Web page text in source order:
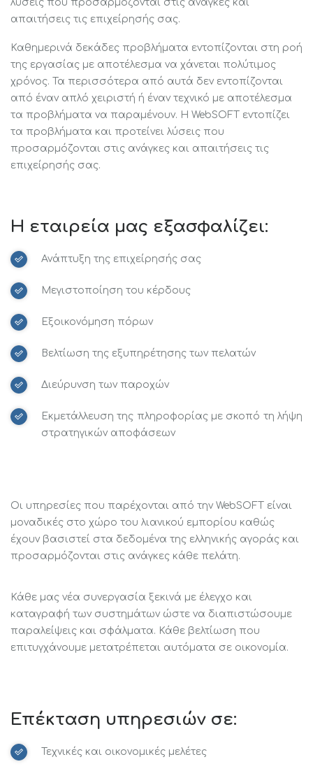
λύσεις που προσαρμόζονται στις ανάγκες και
απαιτήσεις τις επιχείρησής σας.
Καθημερινά δεκάδες προβλήματα εντοπίζονται στη ροή
της εργασίας με αποτέλεσμα να χάνεται πολύτιμος
χρόνος. Τα περισσότερα από αυτά δεν εντοπίζονται
από έναν απλό χειριστή ή έναν τεχνικό με αποτέλεσμα
τα προβλήματα να παραμένουν. Η WebSOFT εντοπίζει
τα προβλήματα και προτείνει λύσεις που
προσαρμόζονται στις ανάγκες και απαιτήσεις τις
επιχείρησής σας.
Η εταιρεία μας εξασφαλίζει:
Ανάπτυξη της επιχείρησής σας
Μεγιστοποίηση του κέρδους
Εξοικονόμηση πόρων
Βελτίωση της εξυπηρέτησης των πελατών
Διεύρυνση των παροχών
Εκμετάλλευση της πληροφορίας με σκοπό τη λήψη
στρατηγικών αποφάσεων
Οι υπηρεσίες που παρέχονται από την WebSOFT είναι
μοναδικές στο χώρο του λιανικού εμπορίου καθώς
έχουν βασιστεί στα δεδομένα της ελληνικής αγοράς και
προσαρμόζονται στις ανάγκες κάθε πελάτη.
Κάθε μας νέα συνεργασία ξεκινά με έλεγχο και
καταγραφή των συστημάτων ώστε να διαπιστώσουμε
παραλείψεις και σφάλματα. Κάθε βελτίωση που
επιτυγχάνουμε μετατρέπεται αυτόματα σε οικονομία.
Επέκταση υπηρεσιών σε:
Τεχνικές και οικονομικές μελέτες